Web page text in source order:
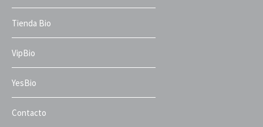
Tienda Bio
VipBio
YesBio
Contacto